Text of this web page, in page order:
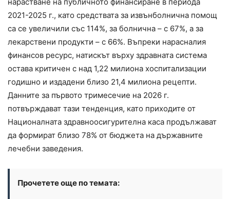
2021-2025 г., като средствата за извънболнична помощ
са се увеличили със 114%, за болнична – с 67%, а за
лекарствени продукти – с 66%. Въпреки нарасналия
финансов ресурс, натискът върху здравната система
остава критичен с над 1,22 милиона хоспитализации
годишно и издадени близо 21,4 милиона рецепти.
Данните за първото тримесечие на 2026 г.
потвърждават тази тенденция, като приходите от
Националната здравноосигурителна каса продължават
да формират близо 78% от бюджета на държавните
лечебни заведения.
Прочетете още по темата: